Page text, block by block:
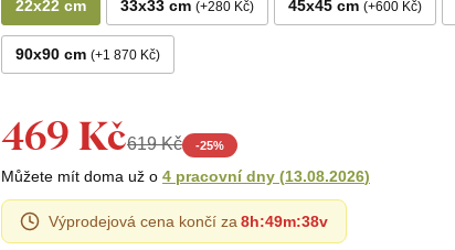
22x22 cm 33x33 cm +280 Kč 45x45 cm +600 Kč
90x90 cm +1 870 Kč
469 Kč619 Kč -25%
Můžete mít doma už o 4 pracovní dny (13.08.2026)
Výprodejová cena končí za 8h:49m:37v